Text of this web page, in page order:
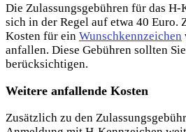
Die Zulassungsgebühren für das
sich in der Regel auf etwa 40 Euro.
Kosten für ein Wunschkennzeichen
anfallen. Diese Gebühren sollten
berücksichtigen.
Weitere anfallende Kosten
Zusätzlich zu den